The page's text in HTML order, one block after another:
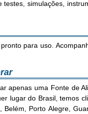
simulações,
para uso.
apenas uma Fonte de
lugar do Brasil, temos
Porto Alegre,